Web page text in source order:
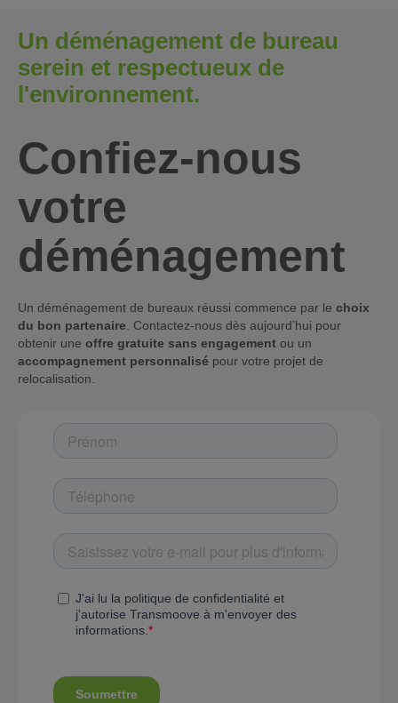
Un déménagement de bureau
serein et respectueux de
l'environnement.
Confiez-nous
votre
déménagement
Un déménagement de bureaux réussi commence par le choix
du bon partenaire . Contactez-nous dès aujourd’hui pour
obtenir une offre gratuite sans engagement ou un
accompagnement personnalisé pour votre projet de
relocalisation.